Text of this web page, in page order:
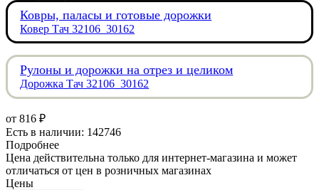
Ковры, паласы и готовые дорожки
Ковер Тач 32106_30162
Рулоны и дорожки на отрез и целиком
Дорожка Тач 32106_30162
от 816 ₽
Есть в наличии: 142746
Подробнее
Цена действительна только для интернет-магазина и может
отличаться от цен в розничных магазинах
Цены